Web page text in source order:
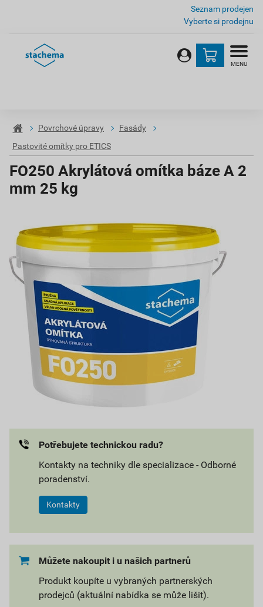
Seznam prodejen
Vyberte si prodejnu
MENU
Povrchové úpravy
Fasády
Pastovité omítky pro ETICS
FO250 Akrylátová omítka báze A 2
mm 25 kg
Potřebujete technickou radu?
Kontakty na techniky dle specializace - Odborné
poradenství.
Kontakty
Můžete nakoupit i u našich partnerů
Produkt koupíte u vybraných partnerských
prodejců (aktuální nabídka se může lišit).